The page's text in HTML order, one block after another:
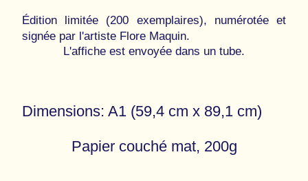
Édition limitée (200 exemplaires), numérotée et
signée par l'artiste Flore Maquin.
L'affiche est envoyée dans un tube.
Dimensions: A1 (59,4 cm x 89,1 cm)
Papier couché mat, 200g